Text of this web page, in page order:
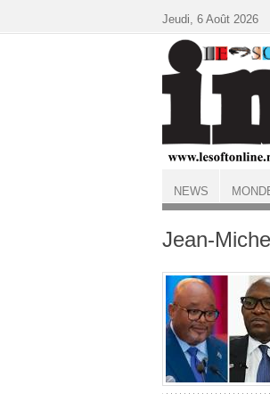
ACCUEIL
Jean-
Jeudi, 6 Août 2026
NEWS